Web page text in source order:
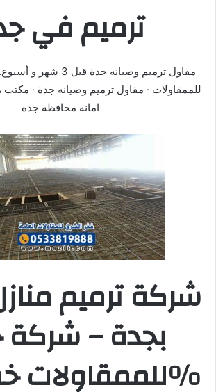
ترميم في
مقاول ترميم وصيانه
للممقاولات · مقاول ترميم وصيانه جدة ·
امانه محافظه جده
شركة ترميم
بجدة – شركة
للممقاولات خصم 40%